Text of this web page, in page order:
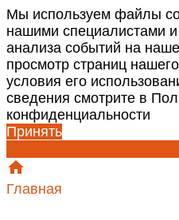
Мы используем файлы
нашими специалистами
анализа событий на
просмотр страниц
условия его
сведения смотрите в
конфиденциальности
Принять
Главная